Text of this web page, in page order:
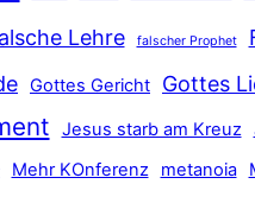
Lehre falscher Prophet
Gottes Gericht Gottes
Jesus starb am Kreuz
Mehr KOnferenz metanoia